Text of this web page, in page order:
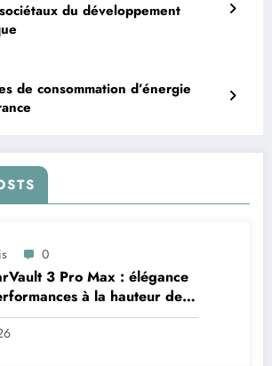
du développement
de consommation d’énergie
0
3 Pro Max : élégance
à la hauteur des